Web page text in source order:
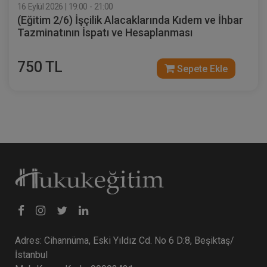
Kat Mülkiyeti ve Kentsel Dönüşüm
Hukuku - IV. Medeni Hukuk Kongresi -
360 TL
Boşanma Hukuku - IV. Medeni Hukuk
16 Eylül 2026 | 19:00 - 21:00
(Eğitim 2/6) İşçilik Alacaklarında Kıdem ve İhbar
Tazminatının İspatı ve Hesaplanması
750 TL Sepete Ekle
Adres: Cihannüma, Eski Yıldız Cd. No 6 D:8, Beşiktaş/
İstanbul